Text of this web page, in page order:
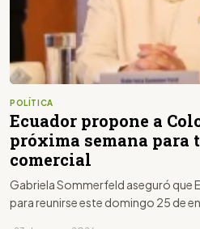
POLÍTICA
Ecuador propone a
próxima semana para
comercial
Gabriela Sommerfeld aseguró que
para reunirse este domingo 25 de